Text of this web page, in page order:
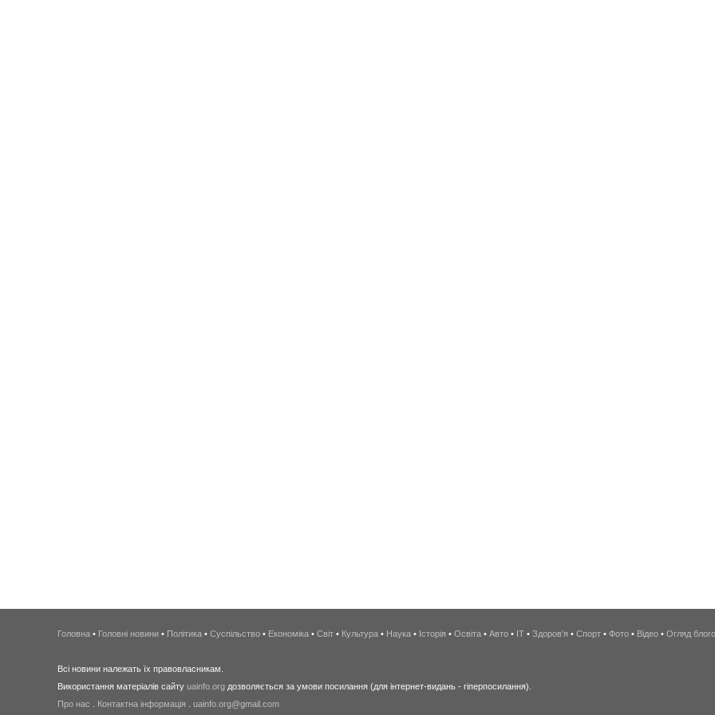
Головна • Головні новини • Політика • Суспільство • Економіка • Світ • Культура • Наука • Історія • Освіта • Авто • IT • Здоров'я • Спорт • Фото • Відео • Огляд
Всі новини належать їх правовласникам.
Використання матеріалів сайту uainfo.org дозволяється за умови посилання (для інтернет-видань - гіперпосилання).
Про нас
Контактна інформація uainfo.org@gmail.com